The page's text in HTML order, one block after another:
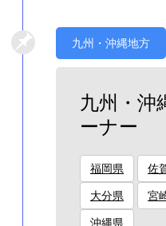
九州・沖縄地方
九州・沖
ーナー
福岡県 佐
大分県 宮
沖縄県